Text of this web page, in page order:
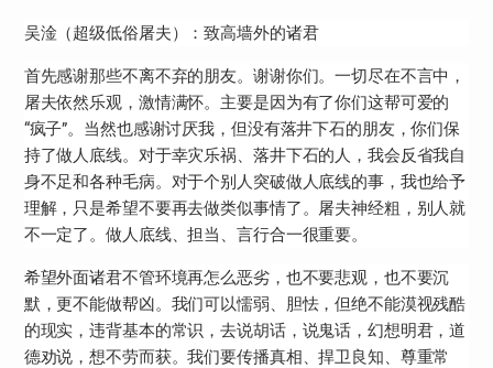
吴淦（超级低俗屠夫）：致高墙外的诸君
首先感谢那些不离不弃的朋友。谢谢你们。一切尽在不言中，
屠夫依然乐观，激情满怀。主要是因为有了你们这帮可爱的
“疯子”。当然也感谢讨厌我，但没有落井下石的朋友，你们保
持了做人底线。对于幸灾乐祸、落井下石的人，我会反省我自
身不足和各种毛病。对于个别人突破做人底线的事，我也给予
理解，只是希望不要再去做类似事情了。屠夫神经粗，别人就
不一定了。做人底线、担当、言行合一很重要。
希望外面诸君不管环境再怎么恶劣，也不要悲观，也不要沉
默，更不能做帮凶。我们可以懦弱、胆怯，但绝不能漠视残酷
的现实，违背基本的常识，去说胡话，说鬼话，幻想明君，道
德劝说，想不劳而获。我们要传播真相、捍卫良知、尊重常